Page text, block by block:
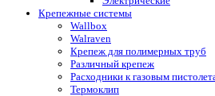
Крепежные системы
Wallbox
Walraven
Крепеж для полимерных труб
Различный крепеж
Расходники к газовым
Термоклип